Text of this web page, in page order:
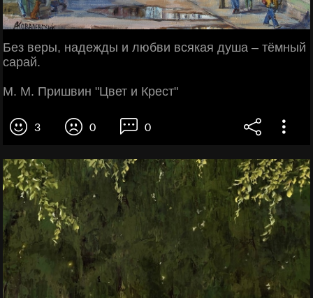
Без веры, надежды и любви всякая душа – тёмный
сарай.
М. М. Пришвин "Цвет и Крест"
3 0 0